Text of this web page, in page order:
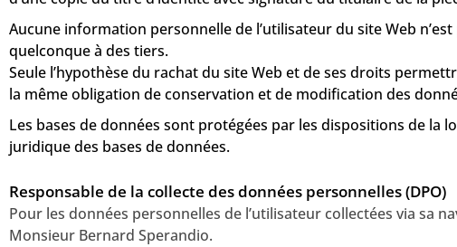
Aucune information personnelle de l’utilisateur du site Web
quelconque à des tiers.
Seule l’hypothèse du rachat du site Web et de ses droits
la même obligation de conservation et de modification des
Les bases de données sont protégées par les dispositions de la
juridique des bases de données.
Responsable de la collecte des données personnelles (DPO)
Pour les données personnelles de l’utilisateur collectées via sa
Monsieur Bernard Sperandio.